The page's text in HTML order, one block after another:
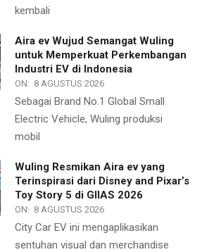
kembali
Aira ev Wujud Semangat Wuling
untuk Memperkuat Perkembangan
Industri EV di Indonesia
ON: 8 AGUSTUS 2026
Sebagai Brand No.1 Global Small
Electric Vehicle, Wuling produksi
mobil
Wuling Resmikan Aira ev yang
Terinspirasi dari Disney and Pixar’s
Toy Story 5 di GIIAS 2026
ON: 8 AGUSTUS 2026
City Car EV ini mengaplikasikan
sentuhan visual dan merchandise